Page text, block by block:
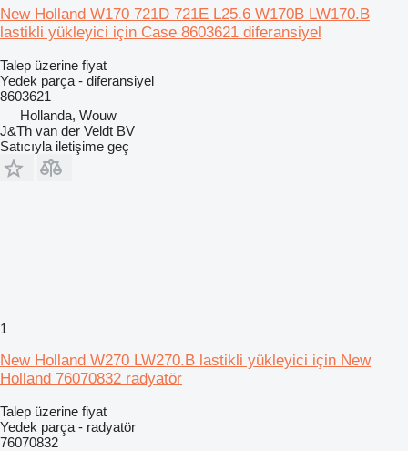
New Holland W170 721D 721E L25.6 W170B LW170.B
lastikli yükleyici için Case 8603621 diferansiyel
Talep üzerine fiyat
Yedek parça - diferansiyel
8603621
Hollanda, Wouw
J&Th van der Veldt BV
Satıcıyla iletişime geç
1
New Holland W270 LW270.B lastikli yükleyici için New
Holland 76070832 radyatör
Talep üzerine fiyat
Yedek parça - radyatör
76070832